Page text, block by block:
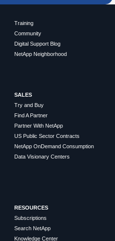
Training
Community
Digital Support Blog
NetApp Neighborhood
SALES
Try and Buy
Find A Partner
Partner With NetApp
US Public Sector Contracts
NetApp OnDemand Consumption
Data Visionary Centers
RESOURCES
Subscriptions
Search NetApp
Knowledge Center